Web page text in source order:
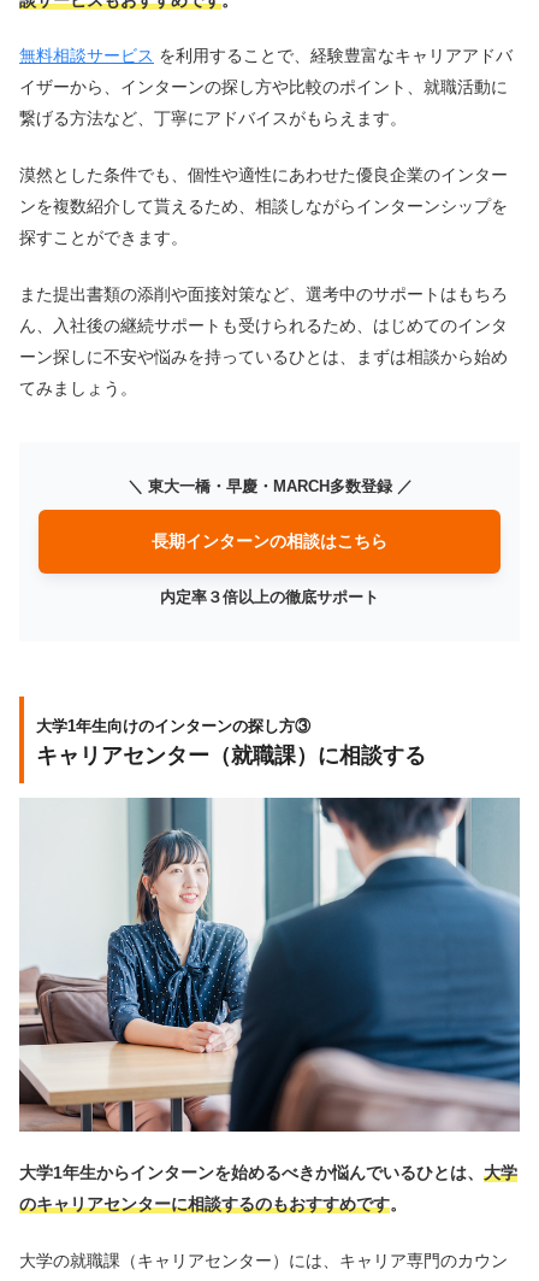
無料相談サービス を利用することで、経験豊富なキャリアアドバ
イザーから、インターンの探し方や比較のポイント、就職活動に
繋げる方法など、丁寧にアドバイスがもらえます。
漠然とした条件でも、個性や適性にあわせた優良企業のインター
ンを複数紹介して貰えるため、相談しながらインターンシップを
探すことができます。
また提出書類の添削や面接対策など、選考中のサポートはもちろ
ん、入社後の継続サポートも受けられるため、はじめてのインタ
ーン探しに不安や悩みを持っているひとは、まずは相談から始め
てみましょう。
＼ 東大一橋・早慶・MARCH多数登録 ／
長期インターンの相談はこちら
内定率３倍以上の徹底サポート
大学1年生向けのインターンの探し方③
キャリアセンター（就職課）に相談する
大学1年生からインターンを始めるべきか悩んでいるひとは、 大学
のキャリアセンターに相談するのもおすすめです。
大学の就職課（キャリアセンター）には、キャリア専門のカウン